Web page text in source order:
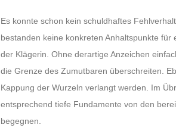
Es konnte schon kein schuldhaftes
bestanden keine konkreten Anhaltspunkte
der Klägerin. Ohne derartige Anzeichen
die Grenze des Zumutbaren überschreiten.
Kappung der Wurzeln verlangt werden. Im
entsprechend tiefe Fundamente von den
begegnen.